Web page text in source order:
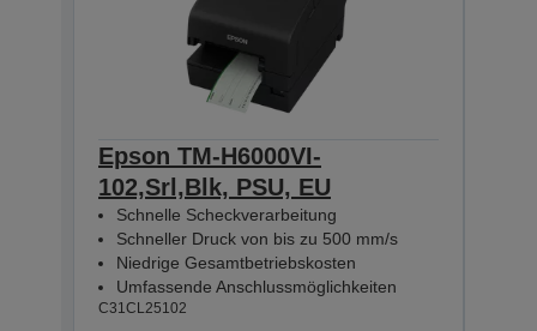
Epson TM-H6000VI-
102,Srl,Blk, PSU, EU
Schnelle Scheckverarbeitung
Schneller Druck von bis zu 500 mm/s
Niedrige Gesamtbetriebskosten
Umfassende Anschlussmöglichkeiten
C31CL25102